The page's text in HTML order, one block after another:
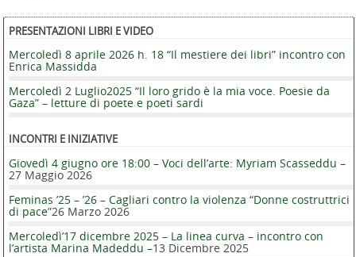
PRESENTAZIONI LIBRI E VIDEO
Mercoledì 8 aprile 2026 h. 18 “Il mestiere dei libri” incontro con
Enrica Massidda
Mercoledì 2 Luglio2025 “Il loro grido è la mia voce. Poesie da
Gaza” – letture di poete e poeti sardi
INCONTRI E INIZIATIVE
Giovedì 4 giugno ore 18:00 – Voci dell’arte: Myriam Scasseddu –
27 Maggio 2026
Feminas ’25 – ’26 – Cagliari contro la violenza “Donne costruttrici
di pace”26 Marzo 2026
Mercoledì’17 dicembre 2025 – La linea curva – incontro con
l’artista Marina Madeddu –13 Dicembre 2025